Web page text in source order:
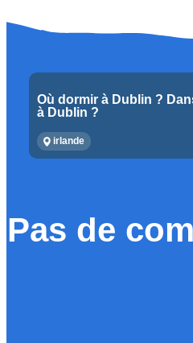
Où dormir à Dublin ?
à Dublin ?
irlande
Pas de